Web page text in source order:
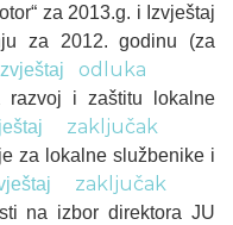
za 2013.g. i Izvještaj
za 2012. godinu (za
odluka
i zaštitu lokalne
zaključak
za lokalne službenike i
zaključak
na izbor direktora JU